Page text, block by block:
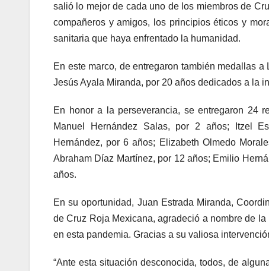
salió lo mejor de cada uno de los miembros de
compañeros y amigos, los principios éticos y
sanitaria que haya enfrentado la humanidad.
En este marco, de entregaron también medallas
Jesús Ayala Miranda, por 20 años dedicados a la
En honor a la perseverancia, se entregaron 24
Manuel Hernández Salas, por 2 años; Itzel
Hernández, por 6 años; Elizabeth Olmedo
Abraham Díaz Martínez, por 12 años; Emilio
años.
En su oportunidad, Juan Estrada Miranda,
de Cruz Roja Mexicana, agradeció a nombre de
en esta pandemia. Gracias a su valiosa
“Ante esta situación desconocida, todos, de